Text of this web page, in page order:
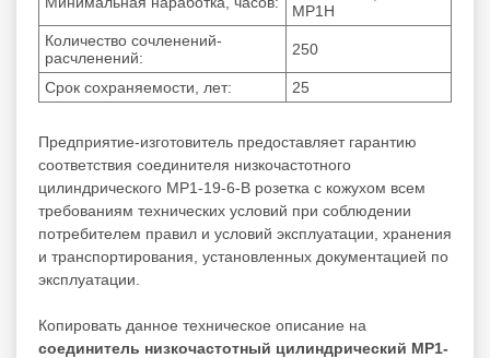
МР1Н
Количество сочленений-
расчленений:
250
Срок сохраняемости, лет: 25
Предприятие-изготовитель предоставляет гарантию
соответствия соединителя низкочастотного
цилиндрического МР1-19-6-В розетка с кожухом всем
требованиям технических условий при соблюдении
потребителем правил и условий эксплуатации, хранения
и транспортирования, установленных документацией по
эксплуатации.
Копировать данное техническое описание на
соединитель низкочастотный цилиндрический МР1-